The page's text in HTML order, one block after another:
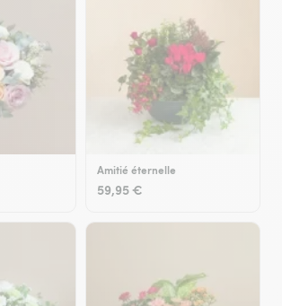
Amitié éternelle
59,95 €